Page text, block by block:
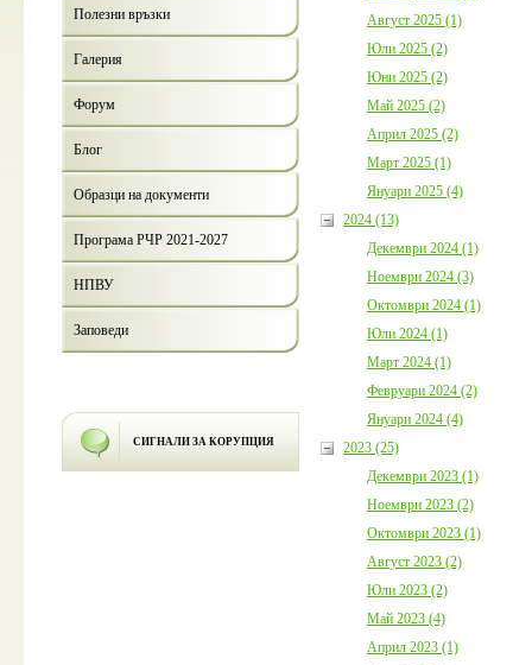
Полезни връзки
Галерия
Форум
Блог
Образци на документи
Програма РЧР 2021-2027
НПВУ
Заповеди
СИГНАЛИ ЗА КОРУПЦИЯ
Август 2025 (1)
Юли 2025 (2)
Юни 2025 (2)
Май 2025 (2)
Април 2025 (2)
Март 2025 (1)
Януари 2025 (4)
2024 (13)
Декември 2024 (1)
Ноември 2024 (3)
Октомври 2024 (1)
Юли 2024 (1)
Март 2024 (1)
Февруари 2024 (2)
Януари 2024 (4)
2023 (25)
Декември 2023 (1)
Ноември 2023 (2)
Октомври 2023 (1)
Август 2023 (2)
Юли 2023 (2)
Май 2023 (4)
Април 2023 (1)